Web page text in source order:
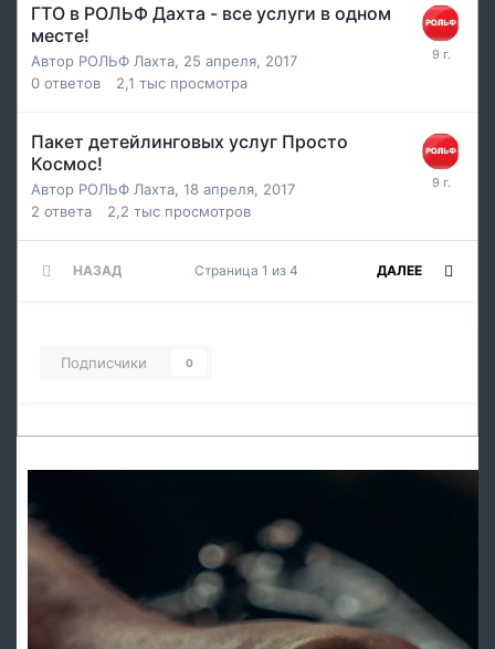
ГТО в РОЛЬФ Дахта - все услуги в одном
месте!
Автор РОЛЬФ Лахта, 25 апреля, 2017
0 ответов 2,1 тыс просмотра
Пакет детейлинговых услуг Просто
Космос!
Автор РОЛЬФ Лахта, 18 апреля, 2017
2 ответа 2,2 тыс просмотров
НАЗАД ДАЛЕЕ
Страница 1 из 4
Подписчики 0